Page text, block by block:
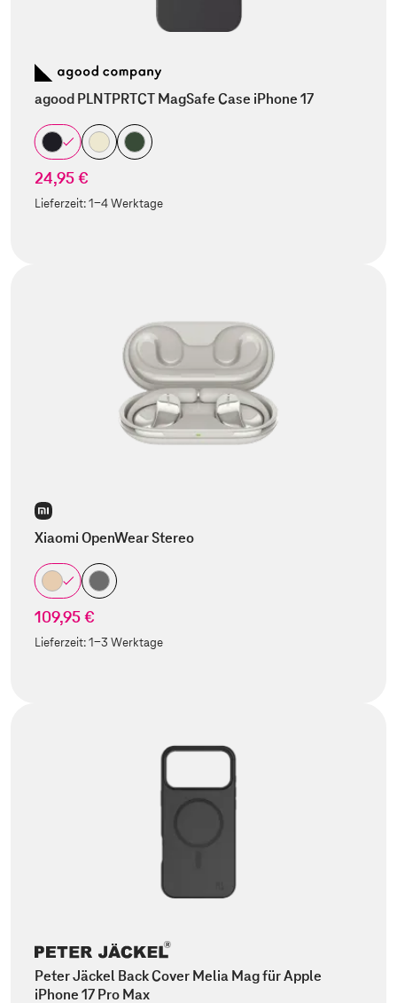
agood PLNTPRTCT MagSafe Case iPhone 17
24,95 €
Lieferzeit:1-4 Werktage
Xiaomi OpenWear Stereo
109,95 €
Lieferzeit:1-3 Werktage
Peter Jäckel Back Cover Melia Mag für Apple
iPhone 17 Pro Max